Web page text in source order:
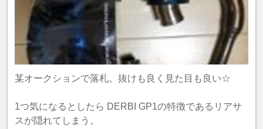
某オークションで落札。抜けも良く見た目も良い☆
1つ気になるとしたら DERBI GP1の特徴であるリアサ
スが隠れてしまう。